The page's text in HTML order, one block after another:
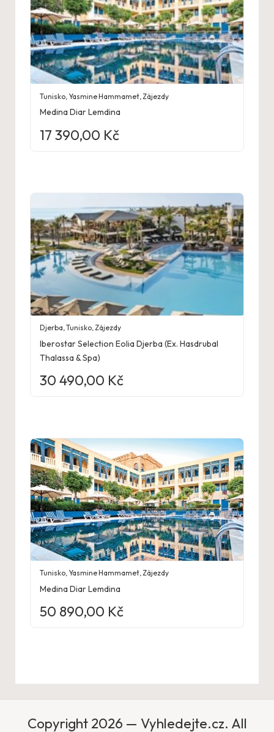
Tunisko Yasmine Hammamet Zájezdy
Medina Diar Lemdina
17 390,00 Kč
Djerba,Tunisko,Zájezdy
Iberostar Selection Eolia Djerba (Ex. Hasdrubal
Thalassa & Spa)
30 490,00 Kč
Tunisko, Yasmine Hammamet,Zájezdy
Medina Diar Lemdina
50 890,00 Kč
Copyright 2026 — Vyhledejte.cz. All